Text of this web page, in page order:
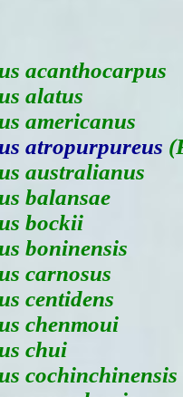
acanthocarpus
alatus
americanus
atropurpureus
australianus
balansae
bockii
boninensis
carnosus
centidens
chenmoui
chui
cochinchinensis